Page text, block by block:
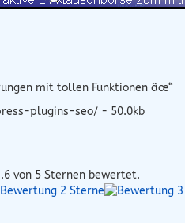
mit tollen Funktionen âœ“
plugins-seo/ - 50.0kb
von 5 Sternen bewertet.